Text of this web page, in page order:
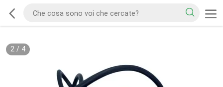
2/ 4